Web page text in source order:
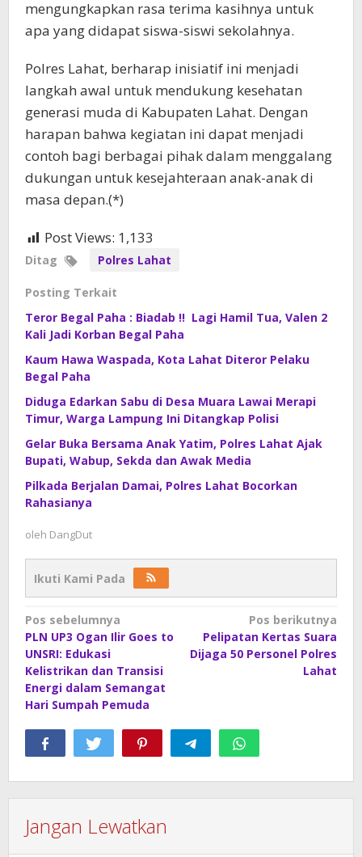
mengungkapkan rasa terima kasihnya untuk
apa yang didapat siswa-siswi sekolahnya.
Polres Lahat, berharap inisiatif ini menjadi
langkah awal untuk mendukung kesehatan
generasi muda di Kabupaten Lahat. Dengan
harapan bahwa kegiatan ini dapat menjadi
contoh bagi berbagai pihak dalam menggalang
dukungan untuk kesejahteraan anak-anak di
masa depan.(*)
Post Views: 1,133
Ditag Polres Lahat
Posting Terkait
Teror Begal Paha : Biadab !! Lagi Hamil Tua, Valen 2
Kali Jadi Korban Begal Paha
Kaum Hawa Waspada, Kota Lahat Diteror Pelaku
Begal Paha
Diduga Edarkan Sabu di Desa Muara Lawai Merapi
Timur, Warga Lampung Ini Ditangkap Polisi
Gelar Buka Bersama Anak Yatim, Polres Lahat Ajak
Bupati, Wabup, Sekda dan Awak Media
Pilkada Berjalan Damai, Polres Lahat Bocorkan
Rahasianya
oleh DangDut
Ikuti Kami Pada
Navigasi
pos
Pos sebelumnya
PLN UP3 Ogan Ilir Goes to
UNSRI: Edukasi
Kelistrikan dan Transisi
Energi dalam Semangat
Hari Sumpah Pemuda
Pos berikutnya
Pelipatan Kertas Suara
Dijaga 50 Personel Polres
Lahat
Jangan Lewatkan